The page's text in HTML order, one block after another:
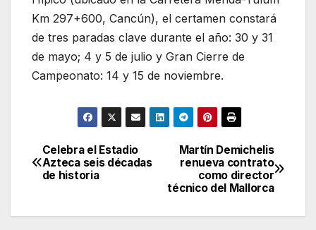
Km 297+600, Cancún), el certamen constará
de tres paradas clave durante el año: 30 y 31
de mayo; 4 y 5 de julio y Gran Cierre de
Campeonato: 14 y 15 de noviembre.
Navegación
de
entradas
Martín Demichelis
renueva contrato
como director
técnico del Mallorca
Celebra el Estadio
Azteca seis décadas
de historia